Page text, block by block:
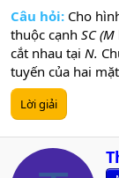
Câu hỏi: Cho
thuộc cạnh SC (M
cắt nhau tại N.
tuyến của hai
Lời giải
W
r